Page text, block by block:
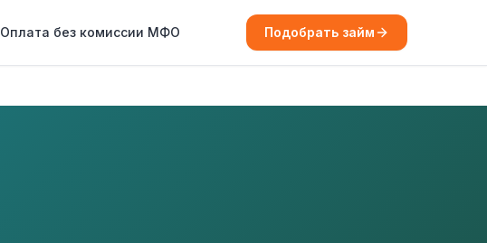
Оплата без комиссии МФО Подобрать займ